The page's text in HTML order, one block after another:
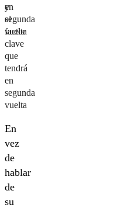
en
segunda
vuelta
y
el
factor
clave
que
tendrá
en
segunda
vuelta
En
vez
de
hablar
de
su